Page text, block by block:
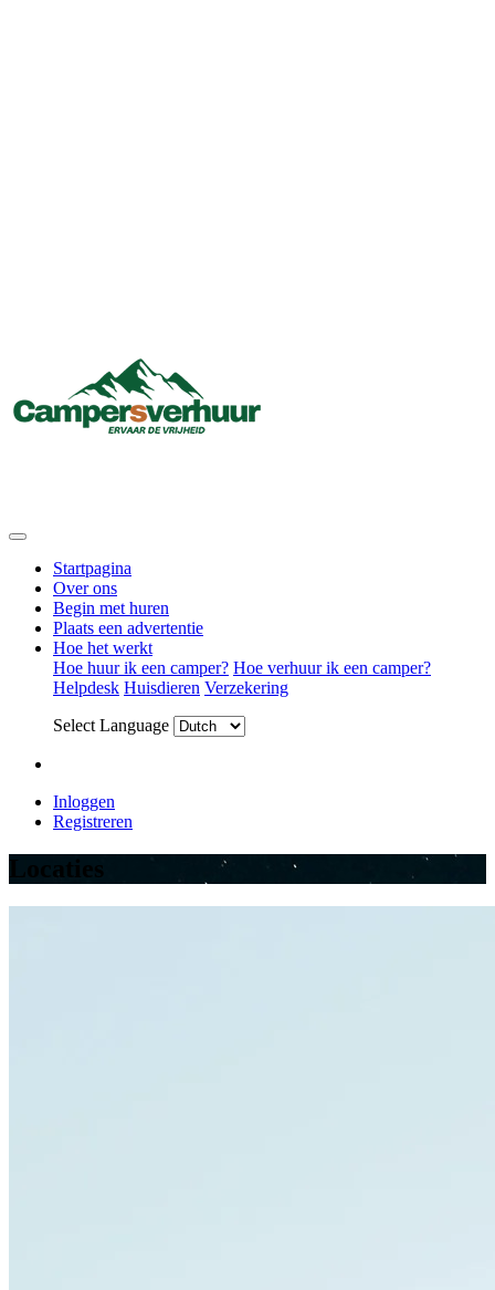
Startpagina
Over ons
Begin met huren
Plaats een advertentie
Hoe het werkt
Hoe huur ik een camper? Hoe verhuur ik een camper?
Helpdesk Huisdieren Verzekering
Select Language
Inloggen
Registreren
Locaties